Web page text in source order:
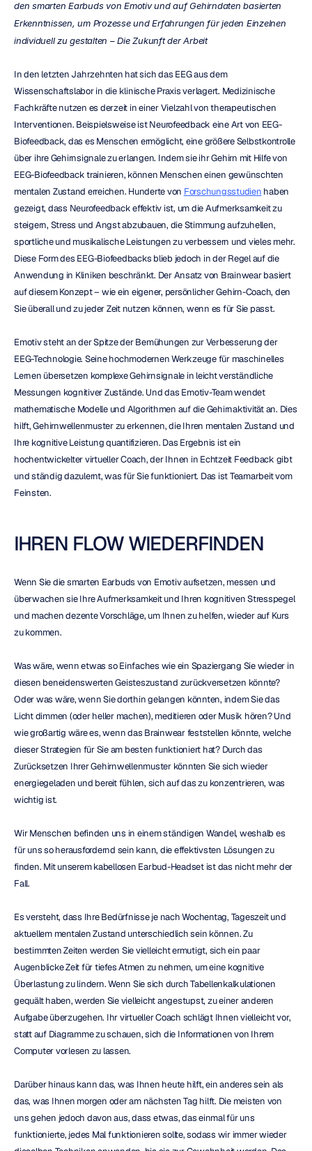
den smarten Earbuds von Emotiv und auf Gehirndaten basierten
Erkenntnissen, um Prozesse und Erfahrungen für jeden Einzelnen
individuell zu gestalten – Die Zukunft der Arbeit
In den letzten Jahrzehnten hat sich das EEG aus dem
Wissenschaftslabor in die klinische Praxis verlagert. Medizinische
Fachkräfte nutzen es derzeit in einer Vielzahl von therapeutischen
Interventionen. Beispielsweise ist Neurofeedback eine Art von EEG-
Biofeedback, das es Menschen ermöglicht, eine größere Selbstkontrolle
über ihre Gehirnsignale zu erlangen. Indem sie ihr Gehirn mit Hilfe von
EEG-Biofeedback trainieren, können Menschen einen gewünschten
mentalen Zustand erreichen. Hunderte von Forschungsstudien haben
gezeigt, dass Neurofeedback effektiv ist, um die Aufmerksamkeit zu
steigern, Stress und Angst abzubauen, die Stimmung aufzuhellen,
sportliche und musikalische Leistungen zu verbessern und vieles mehr.
Diese Form des EEG-Biofeedbacks blieb jedoch in der Regel auf die
Anwendung in Kliniken beschränkt. Der Ansatz von Brainwear basiert
auf diesem Konzept – wie ein eigener, persönlicher Gehirn-Coach, den
Sie überall und zu jeder Zeit nutzen können, wenn es für Sie passt.
Emotiv steht an der Spitze der Bemühungen zur Verbesserung der
EEG-Technologie. Seine hochmodernen Werkzeuge für maschinelles
Lernen übersetzen komplexe Gehirnsignale in leicht verständliche
Messungen kognitiver Zustände. Und das Emotiv-Team wendet
mathematische Modelle und Algorithmen auf die Gehirnaktivität an. Dies
hilft, Gehirnwellenmuster zu erkennen, die Ihren mentalen Zustand und
Ihre kognitive Leistung quantifizieren. Das Ergebnis ist ein
hochentwickelter virtueller Coach, der Ihnen in Echtzeit Feedback gibt
und ständig dazulernt, was für Sie funktioniert. Das ist Teamarbeit vom
Feinsten.
IHREN FLOW WIEDERFINDEN
Wenn Sie die smarten Earbuds von Emotiv aufsetzen, messen und
überwachen sie Ihre Aufmerksamkeit und Ihren kognitiven Stresspegel
und machen dezente Vorschläge, um Ihnen zu helfen, wieder auf Kurs
zu kommen.
Was wäre, wenn etwas so Einfaches wie ein Spaziergang Sie wieder in
diesen beneidenswerten Geisteszustand zurückversetzen könnte?
Oder was wäre, wenn Sie dorthin gelangen könnten, indem Sie das
Licht dimmen (oder heller machen), meditieren oder Musik hören? Und
wie großartig wäre es, wenn das Brainwear feststellen könnte, welche
dieser Strategien für Sie am besten funktioniert hat? Durch das
Zurücksetzen Ihrer Gehirnwellenmuster könnten Sie sich wieder
energiegeladen und bereit fühlen, sich auf das zu konzentrieren, was
wichtig ist.
Wir Menschen befinden uns in einem ständigen Wandel, weshalb es
für uns so herausfordernd sein kann, die effektivsten Lösungen zu
finden. Mit unserem kabellosen Earbud-Headset ist das nicht mehr der
Fall.
Es versteht, dass Ihre Bedürfnisse je nach Wochentag, Tageszeit und
aktuellem mentalen Zustand unterschiedlich sein können. Zu
bestimmten Zeiten werden Sie vielleicht ermutigt, sich ein paar
Augenblicke Zeit für tiefes Atmen zu nehmen, um eine kognitive
Überlastung zu lindern. Wenn Sie sich durch Tabellenkalkulationen
gequält haben, werden Sie vielleicht angestupst, zu einer anderen
Aufgabe überzugehen. Ihr virtueller Coach schlägt Ihnen vielleicht vor,
statt auf Diagramme zu schauen, sich die Informationen von Ihrem
Computer vorlesen zu lassen.
Darüber hinaus kann das, was Ihnen heute hilft, ein anderes sein als
das, was Ihnen morgen oder am nächsten Tag hilft. Die meisten von
uns gehen jedoch davon aus, dass etwas, das einmal für uns
funktionierte, jedes Mal funktionieren sollte, sodass wir immer wieder